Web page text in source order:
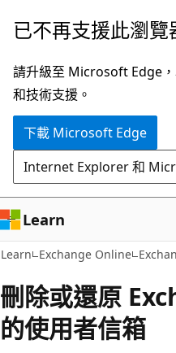
跳
主
要
內
已不再支援此瀏覽
請升級至 Microsoft Edge
和技術支援。
下載 Microsoft Edge
Internet Explorer 和
Learn
Learn Exchange Online
刪除或還原
的使用者信箱